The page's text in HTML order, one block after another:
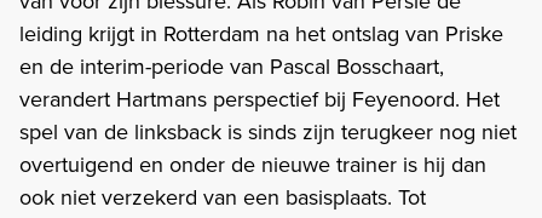
leiding krijgt in Rotterdam na het ontslag van Priske
en de interim-periode van Pascal Bosschaart,
verandert Hartmans perspectief bij Feyenoord. Het
spel van de linksback is sinds zijn terugkeer nog niet
overtuigend en onder de nieuwe trainer is hij dan
ook niet verzekerd van een basisplaats. Tot